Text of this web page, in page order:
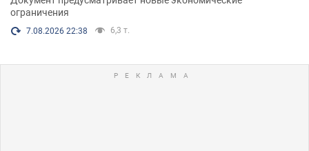
ограничения
7.08.2026 22:38 6,3 т.